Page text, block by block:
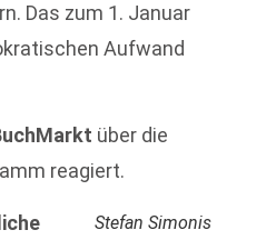
Das zum 1. Januar
Aufwand
über die
reagiert.
Stefan Simonis